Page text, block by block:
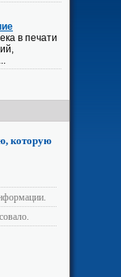
в печати
которую